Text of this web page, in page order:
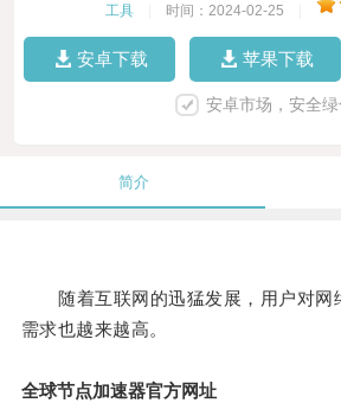
工具 时间：2024-02-25
安卓下载 苹果下载
安卓市场，安全
简介
随着互联网的迅猛发展，用户对网
需求也越来越高。
全球节点加速器官方网址